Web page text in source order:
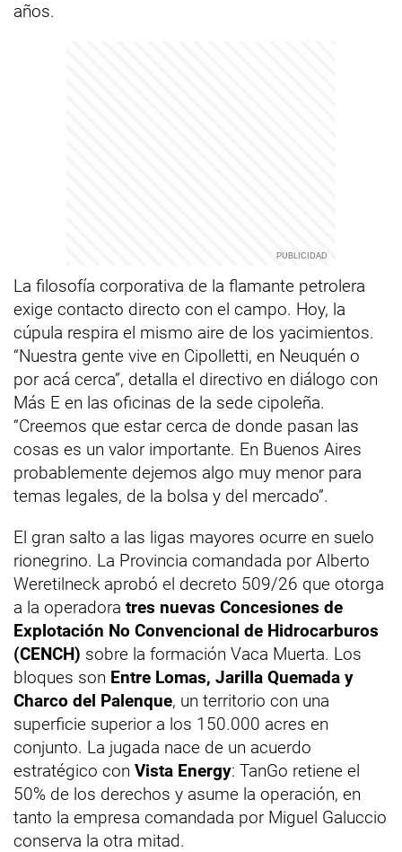
años.
La filosofía corporativa de la flamante petrolera
exige contacto directo con el campo. Hoy, la
cúpula respira el mismo aire de los yacimientos.
“Nuestra gente vive en Cipolletti, en Neuquén o
por acá cerca”, detalla el directivo en diálogo con
Más E en las oficinas de la sede cipoleña.
“Creemos que estar cerca de donde pasan las
cosas es un valor importante. En Buenos Aires
probablemente dejemos algo muy menor para
temas legales, de la bolsa y del mercado”.
El gran salto a las ligas mayores ocurre en suelo
rionegrino. La Provincia comandada por Alberto
Weretilneck aprobó el decreto 509/26 que otorga
a la operadora tres nuevas Concesiones de
Explotación No Convencional de Hidrocarburos
(CENCH) sobre la formación Vaca Muerta. Los
bloques son Entre Lomas, Jarilla Quemada y
Charco del Palenque, un territorio con una
superficie superior a los 150.000 acres en
conjunto. La jugada nace de un acuerdo
estratégico con Vista Energy: TanGo retiene el
50% de los derechos y asume la operación, en
tanto la empresa comandada por Miguel Galuccio
conserva la otra mitad.